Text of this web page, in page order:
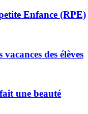
Enfance (RPE)
des élèves
une beauté